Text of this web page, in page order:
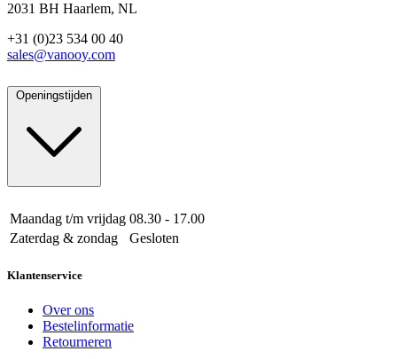
2031 BH Haarlem, NL
+31 (0)23 534 00 40
sales@vanooy.com
Openingstijden
Maandag t/m vrijdag 08.30 - 17.00
Zaterdag & zondag
Gesloten
Klantenservice
Over ons
Bestelinformatie
Retourneren